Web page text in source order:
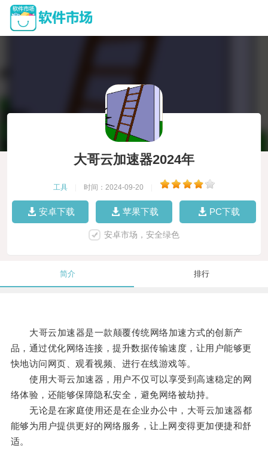
大哥云加速器2024年
工具 时间：2024-09-20
安卓下载 苹果下载 PC下载
安卓市场，安全绿色
简介 排行
大哥云加速器是一款颠覆传统网络加速方式的创新产
品，通过优化网络连接，提升数据传输速度，让用户能够更
快地访问网页、观看视频、进行在线游戏等。
使用大哥云加速器，用户不仅可以享受到高速稳定的网
络体验，还能够保障隐私安全，避免网络被劫持。
无论是在家庭使用还是在企业办公中，大哥云加速器都
能够为用户提供更好的网络服务，让上网变得更加便捷和舒
适。